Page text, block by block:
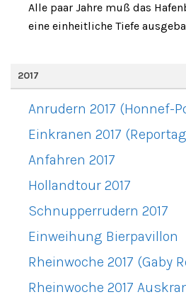
Alle paar Jahre muß das
eine einheitliche Tiefe
2017
Anrudern 2017 (Honnef-
Einkranen 2017
Anfahren 2017
Hollandtour 2017
Schnupperrudern 2017
Einweihung Bierpavillon
Rheinwoche 2017 (Gaby
Rheinwoche 2017